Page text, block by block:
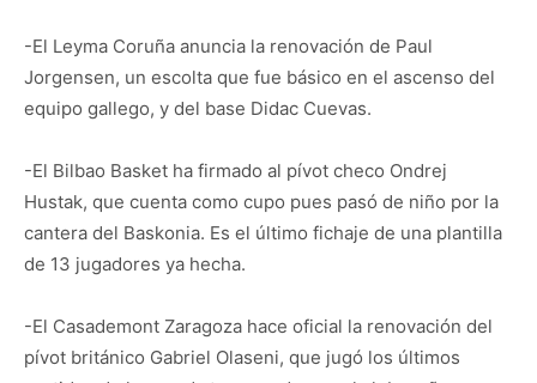
-El Leyma Coruña anuncia la renovación de Paul
Jorgensen, un escolta que fue básico en el ascenso del
equipo gallego, y del base Didac Cuevas.
-El Bilbao Basket ha firmado al pívot checo Ondrej
Hustak, que cuenta como cupo pues pasó de niño por la
cantera del Baskonia. Es el último fichaje de una plantilla
de 13 jugadores ya hecha.
-El Casademont Zaragoza hace oficial la renovación del
pívot británico Gabriel Olaseni, que jugó los últimos